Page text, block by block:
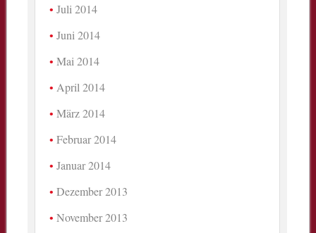
Juli 2014
Juni 2014
Mai 2014
April 2014
März 2014
Februar 2014
Januar 2014
Dezember 2013
November 2013